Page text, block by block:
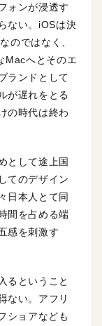
ォンが浸透す
ない。iOSは決
のではなく、
Macへとそのエ
ランドとして
が遅れをとる
の時代は終わ
として途上国
てのデザイン
日本人とて同
間を占める端
感を刺激す
るということ
ない。アフリ
ショアなども